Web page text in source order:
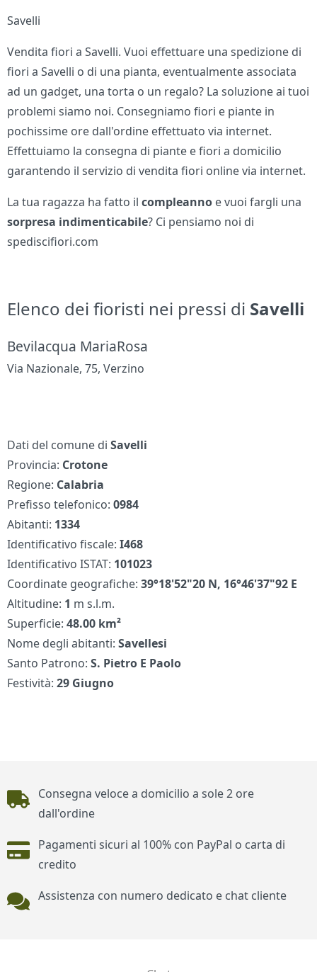
Savelli
Vendita fiori a Savelli. Vuoi effettuare una spedizione di
fiori a Savelli o di una pianta, eventualmente associata
ad un gadget, una torta o un regalo? La soluzione ai tuoi
problemi siamo noi. Consegniamo fiori e piante in
pochissime ore dall'ordine effettuato via internet.
Effettuiamo la consegna di piante e fiori a domicilio
garantendo il servizio di vendita fiori online via internet.
La tua ragazza ha fatto ilcompleanno e vuoi fargli una
sorpresa indimenticabile? Ci pensiamo noi di
spediscifiori.com
Elenco dei fioristi nei pressi di Savelli
Bevilacqua MariaRosa
Via Nazionale, 75, Verzino
Dati del comune diSavelli
Provincia: Crotone
Regione: Calabria
Prefisso telefonico:0984
Abitanti: 1334
Identificativo fiscale:I468
Identificativo ISTAT: 101023
Coordinate geografiche:39°18'52"20 N, 16°46'37"92 E
Altitudine: 1 m s.l.m.
Superficie:48.00 km²
Nome degli abitanti:Savellesi
Santo Patrono:S. Pietro E Paolo
Festività:29 Giugno
Piè di pagina
Consegna veloce a domicilio a sole 2 ore
dall'ordine
Pagamenti sicuri al 100% con PayPal o carta di
credito
Assistenza con numero dedicato e chat cliente